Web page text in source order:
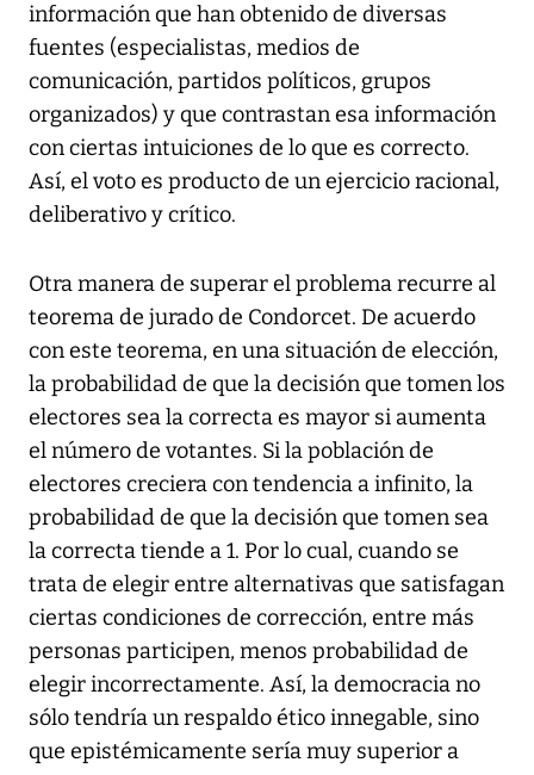
información que han obtenido de diversas
fuentes (especialistas, medios de
comunicación, partidos políticos, grupos
organizados) y que contrastan esa información
con ciertas intuiciones de lo que es correcto.
Así, el voto es producto de un ejercicio racional,
deliberativo y crítico.
Otra manera de superar el problema recurre al
teorema de jurado de Condorcet. De acuerdo
con este teorema, en una situación de elección,
la probabilidad de que la decisión que tomen los
electores sea la correcta es mayor si aumenta
el número de votantes. Si la población de
electores creciera con tendencia a infinito, la
probabilidad de que la decisión que tomen sea
la correcta tiende a 1. Por lo cual, cuando se
trata de elegir entre alternativas que satisfagan
ciertas condiciones de corrección, entre más
personas participen, menos probabilidad de
elegir incorrectamente. Así, la democracia no
sólo tendría un respaldo ético innegable, sino
que epistémicamente sería muy superior a